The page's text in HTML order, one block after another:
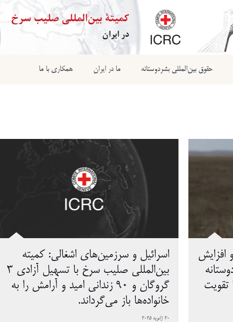
حقوق بین‌المللی بشردوستانه ما در ایران همکاری با ما
افزایش
تقویت
اسرائیل و سرزمین‌های اشغالی: کمیته
بین‌المللی صلیب سرخ با تسهیل آزادی 3
گروگان و 90 زندانی امید و آرامش را به
خانواده‌ها باز می‌گرداند.
20 ژانویه 2025